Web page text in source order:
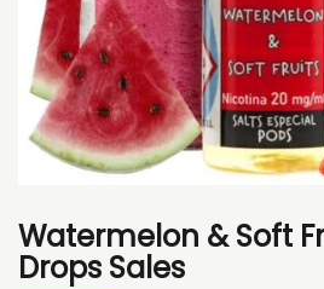
Watermelon & Soft
Drops Sales